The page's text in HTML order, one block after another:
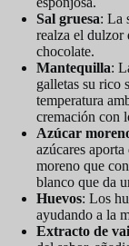
Sal gruesa: La
realza el dulzor
chocolate.
Mantequilla:
galletas su rico
temperatura
cremación con
Azúcar
azúcares
moreno que
blanco que da
Huevos: Los
ayudando a la
Extracto de